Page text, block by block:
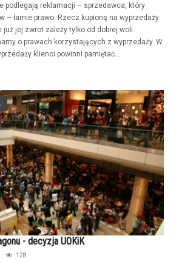
podlegają reklamacji – sprzedawca, który
– łamie prawo. Rzecz kupioną na wyprzedaży
już jej zwrot zależy tylko od dobrej woli
o prawach korzystających z wyprzedaży. W
klienci powinni pamiętać...
- decyzja UOKiK
128